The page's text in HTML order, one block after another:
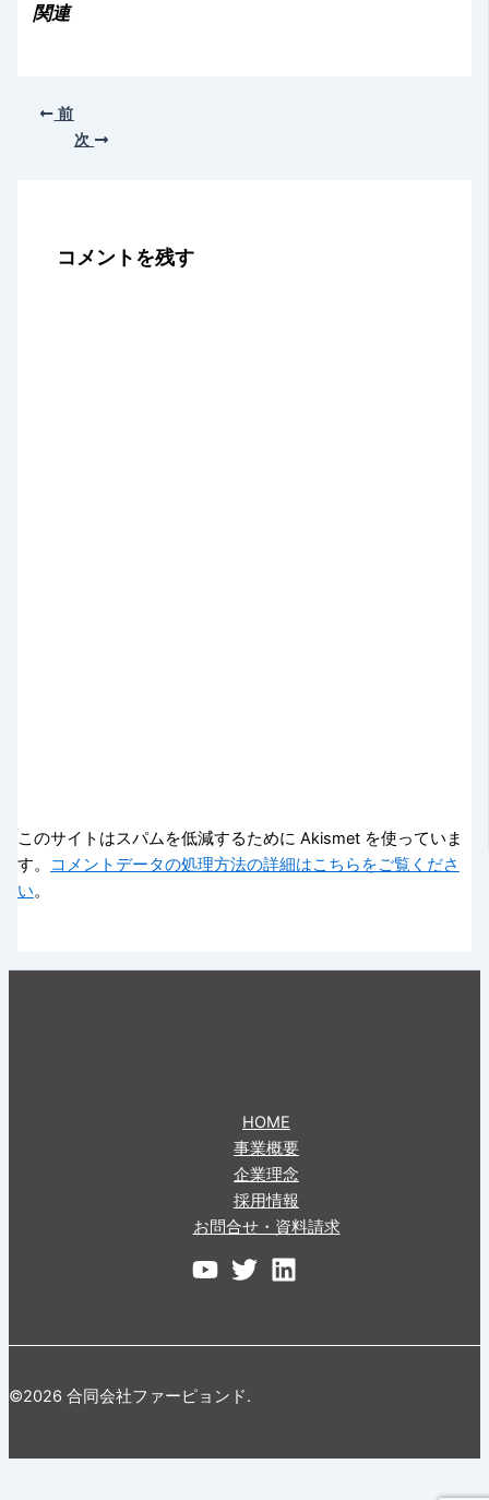
関連
前
次
コメントを残す
このサイトはスパムを低減するために Akismet を使っていま
す。
コメントデータの処理方法の詳細はこちらをご覧くださ
い。
HOME
事業概要
企業理念
採用情報
お問合せ・資料請求
©2026 合同会社ファーピョンド.